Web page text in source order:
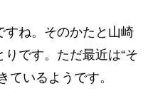
すね。そのかたと山崎
です。ただ最近は“そ
ているようです。